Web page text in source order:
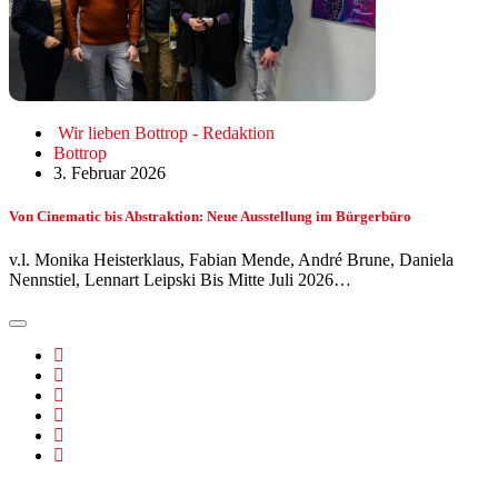
Wir lieben Bottrop - Redaktion
Bottrop
3. Februar 2026
Von Cinematic bis Abstraktion: Neue Ausstellung im Bürgerbüro
v.l. Monika Heisterklaus, Fabian Mende, André Brune, Daniela
Nennstiel, Lennart Leipski Bis Mitte Juli 2026…